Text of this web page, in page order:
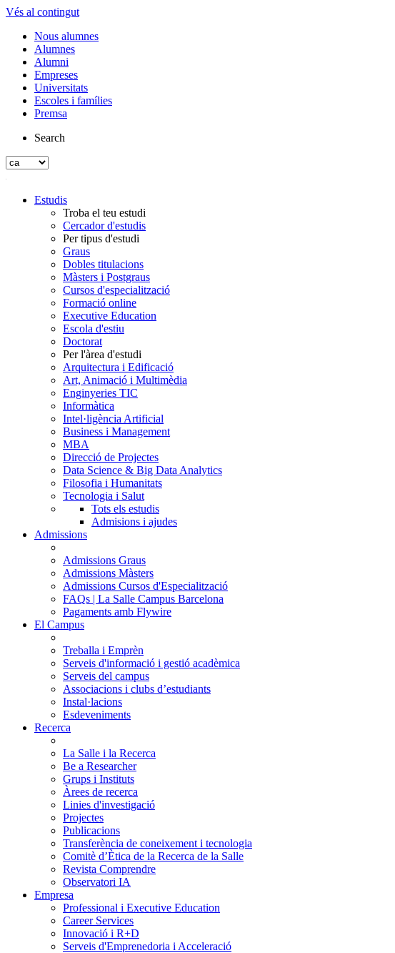
Vés al contingut
Nous alumnes
Alumnes
Alumni
Empreses
Universitats
Escoles i famílies
Premsa
Search
Estudis
Troba el teu estudi
Cercador d'estudis
Per tipus d'estudi
Graus
Dobles titulacions
Màsters i Postgraus
Cursos d'especialització
Formació online
Executive Education
Escola d'estiu
Doctorat
Per l'àrea d'estudi
Arquitectura i Edificació
Art, Animació i Multimèdia
Enginyeries TIC
Informàtica
Intel·ligència Artificial
Business i Management
MBA
Direcció de Projectes
Data Science & Big Data Analytics
Filosofia i Humanitats
Tecnologia i Salut
Tots els estudis
Admisions i ajudes
Admissions
Admissions Graus
Admissions Màsters
Admissions Cursos d'Especialització
FAQs | La Salle Campus Barcelona
Pagaments amb Flywire
El Campus
Treballa i Emprèn
Serveis d'informació i gestió acadèmica
Serveis del campus
Associacions i clubs d’estudiants
Instal·lacions
Esdeveniments
Recerca
La Salle i la Recerca
Be a Researcher
Grups i Instituts
Àrees de recerca
Linies d'investigació
Projectes
Publicacions
Transferència de coneixement i tecnologia
Comitè d’Ètica de la Recerca de la Salle
Revista Comprendre
Observatori IA
Empresa
Professional i Executive Education
Career Services
Innovació i R+D
Serveis d'Emprenedoria i Acceleració